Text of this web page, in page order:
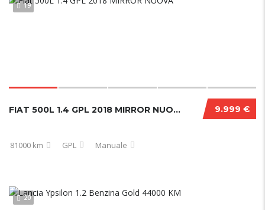
19
9.999 €
FIAT 500L 1.4 GPL 2018 MIRROR NUOVA
81000 km GPL Manuale
20